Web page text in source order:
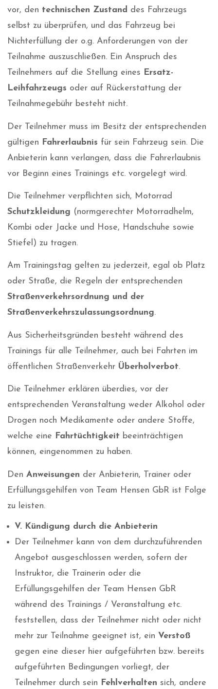
vor, den technischen Zustand des Fahrzeugs
selbst zu überprüfen, und das Fahrzeug bei
Nichterfüllung der o.g. Anforderungen von der
Teilnahme auszuschließen. Ein Anspruch des
Teilnehmers auf die Stellung eines Ersatz-
Leihfahrzeugs oder auf Rückerstattung der
Teilnahmegebühr besteht nicht.
Der Teilnehmer muss im Besitz der entsprechenden
gültigen Fahrerlaubnis für sein Fahrzeug sein. Die
Anbieterin kann verlangen, dass die Fahrerlaubnis
vor Beginn eines Trainings etc. vorgelegt wird.
Die Teilnehmer verpflichten sich, Motorrad
Schutzkleidung (normgerechter Motorradhelm,
Kombi oder Jacke und Hose, Handschuhe sowie
Stiefel) zu tragen.
Am Trainingstag gelten zu jederzeit, egal ob Platz
oder Straße, die Regeln der entsprechenden
Straßenverkehrsordnung und der
Straßenverkehrszulassungsordnung.
Aus Sicherheitsgründen besteht während des
Trainings für alle Teilnehmer, auch bei Fahrten im
öffentlichen Straßenverkehr Überholverbot.
Die Teilnehmer erklären überdies, vor der
entsprechenden Veranstaltung weder Alkohol oder
Drogen noch Medikamente oder andere Stoffe,
welche eine Fahrtüchtigkeit beeinträchtigen
können, eingenommen zu haben.
Den Anweisungen der Anbieterin, Trainer oder
Erfüllungsgehilfen von Team Hensen GbR ist Folge
zu leisten.
V. Kündigung durch die Anbieterin
Der Teilnehmer kann von dem durchzuführenden
Angebot ausgeschlossen werden, sofern der
Instruktor, die Trainerin oder die
Erfüllungsgehilfen der Team Hensen GbR
während des Trainings / Veranstaltung etc.
feststellen, dass der Teilnehmer nicht oder nicht
mehr zur Teilnahme geeignet ist, ein Verstoß
gegen eine dieser hier aufgeführten bzw. bereits
aufgeführten Bedingungen vorliegt, der
Teilnehmer durch sein Fehlverhalten sich, andere